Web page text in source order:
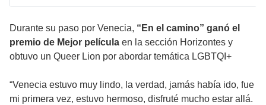
Durante su paso por Venecia, “En el camino” ganó el
premio de Mejor película en la sección Horizontes y
obtuvo un Queer Lion por abordar temática LGBTQI+
“Venecia estuvo muy lindo, la verdad, jamás había ido, fue
mi primera vez, estuvo hermoso, disfruté mucho estar allá.